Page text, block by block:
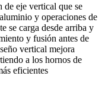
de eje vertical que se
y operaciones de
se carga desde arriba y
y fusión antes de
vertical mejora
a los hornos de
eficientes